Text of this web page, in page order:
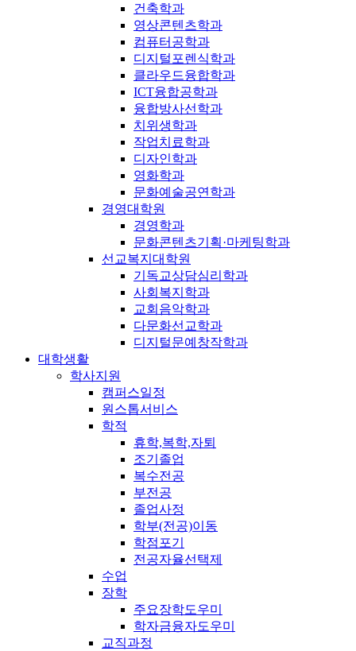
건축학과
영상콘텐츠학과
컴퓨터공학과
디지털포렌식학과
클라우드융합학과
ICT융합공학과
융합방사선학과
치위생학과
작업치료학과
디자인학과
영화학과
문화예술공연학과
경영대학원
경영학과
문화콘텐츠기획·마케팅학과
선교복지대학원
기독교상담심리학과
사회복지학과
교회음악학과
다문화선교학과
디지털문예창작학과
대학생활
학사지원
캠퍼스일정
원스톱서비스
학적
휴학,복학,자퇴
조기졸업
복수전공
부전공
졸업사정
학부(전공)이동
학점포기
전공자율선택제
수업
장학
주요장학도우미
학자금융자도우미
교직과정